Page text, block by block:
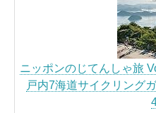
ニッポンのじてんしゃ旅
戸内7海道サイクリング